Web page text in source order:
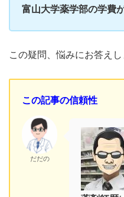
富山大学薬学部の学費
この疑問、悩みにお答えし
この記事の信頼性
だだの